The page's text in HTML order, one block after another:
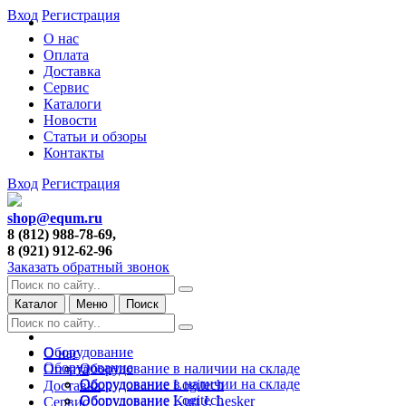
О нас
Оплата
Доставка
Сервис
Каталоги
Новости
Статьи и обзоры
Контакты
Вход Регистрация
Вход Регистрация
shop@equm.ru
8 (812) 988-78-69,
8 (921) 912-62-96
Заказать обратный звонок
Каталог Меню Поиск
О нас
Оплата
Доставка
Сервис
Оборудование
Оборудование в наличии на складе
Оборудование Logitech
Оборудование Kurt J. Lesker
Оборудование
Оборудование в наличии на складе
Оборудование Logitech